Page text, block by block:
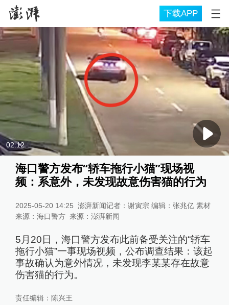
下载APP
02:12
海口警方发布“轿车拖行小猫”现场视
频：系意外，未发现故意伤害猫的行为
2025-05-20 14:25 澎湃新闻记者：谢寅宗 编辑：张兆亿 素材
来源：海口警方 来源： 澎湃新闻
5月20日，海口警方发布此前备受关注的“轿车
拖行小猫”一事现场视频，公布调查结果：该起
事故确认为意外情况，未发现李某某存在故意
伤害猫的行为。
责任编辑： 陈兴王